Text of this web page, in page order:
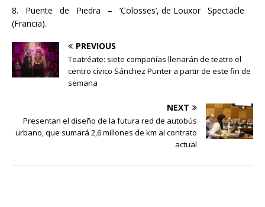
8. Puente de Piedra – ‘Colosses’, de Louxor Spectacle
(Francia).
PREVIOUS
Teatréate: siete compañías llenarán de teatro el
centro cívico Sánchez Punter a partir de este fin de
semana
NEXT
Presentan el diseño de la futura red de autobús
urbano, que sumará 2,6 millones de km al contrato
actual